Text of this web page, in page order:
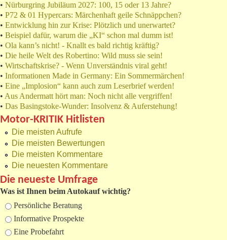
• Nürburgring Jubiläum 2027: 100, 15 oder 13 Jahre?
• P72 & 01 Hypercars: Märchenhaft geile Schnäppchen?
• Entwicklung hin zur Krise: Plötzlich und unerwartet?
• Beispiel dafür, warum die „KI“ schon mal dumm ist!
• Ola kann’s nicht! - Knallt es bald richtig kräftig?
• Die heile Welt des Robertino: Wild muss sie sein!
• Wirtschaftskrise? - Wenn Unverständnis viral geht!
• Informationen Made in Germany: Ein Sommermärchen!
• Eine „Implosion“ kann auch zum Leserbrief werden!
• Aus Andermatt hört man: Noch nicht alle vergriffen!
• Das Basingstoke-Wunder: Insolvenz & Auferstehung!
Motor-KRITIK Hitlisten
Die meisten Aufrufe
Die meisten Bewertungen
Die meisten Kommentare
Die neuesten Kommentare
Die neueste Umfrage
Was ist Ihnen beim Autokauf wichtig?
Auswahlmöglichkeiten
Persönliche Beratung
Informative Prospekte
Eine Probefahrt